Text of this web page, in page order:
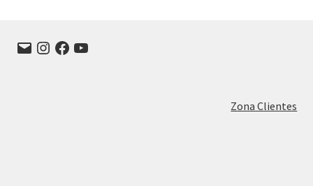
Correo
electrónico
Instagram
Facebook
YouTube
Zona Clientes